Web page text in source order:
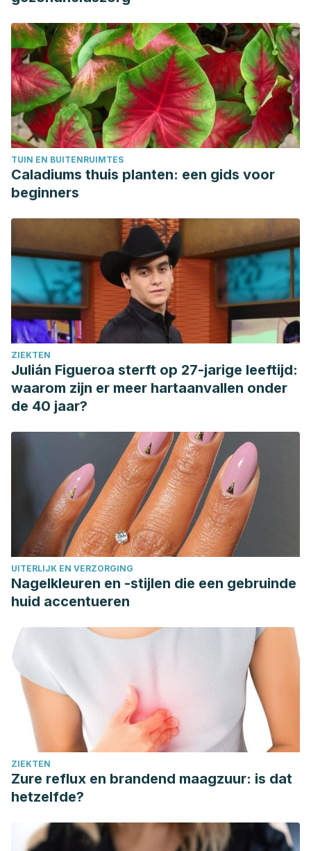
TUIN EN BUITENRUIMTES
Caladiums thuis planten: een gids voor
beginners
ZIEKTEN
Julián Figueroa sterft op 27-jarige leeftijd:
waarom zijn er meer hartaanvallen onder
de 40 jaar?
UITERLIJK EN VERZORGING
Nagelkleuren en -stijlen die een gebruinde
huid accentueren
ZIEKTEN
Zure reflux en brandend maagzuur: is dat
hetzelfde?